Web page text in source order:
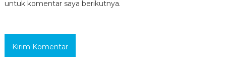
untuk komentar saya berikutnya.